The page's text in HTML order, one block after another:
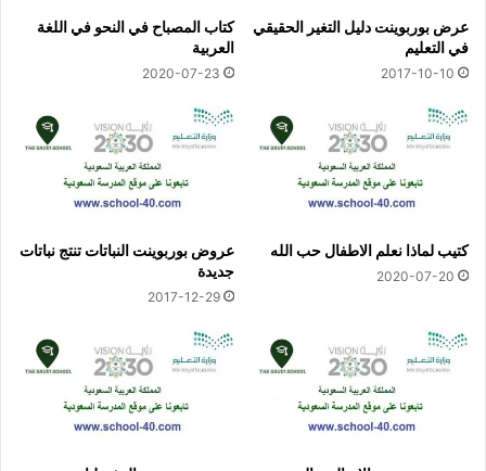
عرض بوربوينت دليل التغير الحقيقي
في التعليم
2017-10-10
كتاب المصباح في النحو في اللغة
العربية
2020-07-23
كتيب لماذا نعلم الاطفال حب الله
2020-07-20
عروض بوربوينت النباتات تنتج نباتات
جديدة
2017-12-29